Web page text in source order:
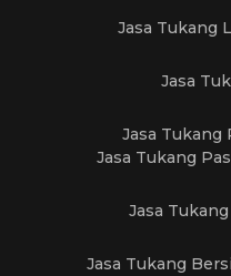
Jasa Tukang
Jasa
Jasa Tukang
Jasa Tukang
Jasa
Jasa Tukang